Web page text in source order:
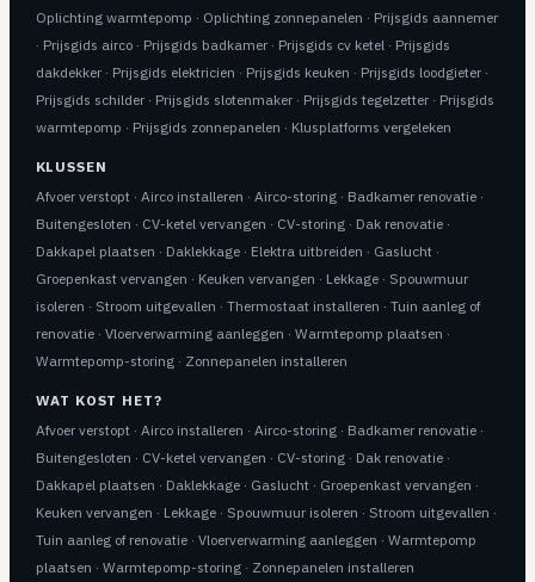
Oplichting warmtepomp · Oplichting zonnepanelen · Prijsgids aannemer
· Prijsgids airco· Prijsgids badkamer· Prijsgids cv ketel · Prijsgids
dakdekker· Prijsgids elektricien · Prijsgids keuken · Prijsgids loodgieter·
Prijsgids schilder· Prijsgids slotenmaker· Prijsgids tegelzetter· Prijsgids
warmtepomp · Prijsgids zonnepanelen · Klusplatforms vergeleken
KLUSSEN
Afvoer verstopt· Airco installeren · Airco-storing· Badkamer renovatie·
Buitengesloten · CV-ketel vervangen · CV-storing· Dak renovatie·
Dakkapel plaatsen · Daklekkage· Elektra uitbreiden · Gaslucht·
Groepenkast vervangen · Keuken vervangen · Lekkage· Spouwmuur
isoleren · Stroom uitgevallen · Thermostaat installeren · Tuin aanleg of
renovatie· Vloerverwarming aanleggen · Warmtepomp plaatsen ·
Warmtepomp-storing· Zonnepanelen installeren
WAT KOST HET?
Afvoer verstopt· Airco installeren · Airco-storing· Badkamer renovatie·
Buitengesloten · CV-ketel vervangen · CV-storing· Dak renovatie·
Dakkapel plaatsen · Daklekkage· Gaslucht· Groepenkast vervangen ·
Keuken vervangen · Lekkage· Spouwmuur isoleren · Stroom uitgevallen ·
Tuin aanleg of renovatie· Vloerverwarming aanleggen · Warmtepomp
plaatsen · Warmtepomp-storing· Zonnepanelen installeren